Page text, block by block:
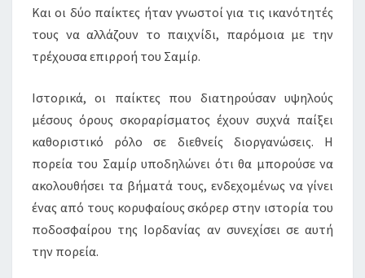
Και οι δύο παίκτες ήταν γνωστοί για τις ικανότητές
τους να αλλάζουν το παιχνίδι, παρόμοια με την
τρέχουσα επιρροή του Σαμίρ.
Ιστορικά, οι παίκτες που διατηρούσαν υψηλούς
μέσους όρους σκοραρίσματος έχουν συχνά παίξει
καθοριστικό ρόλο σε διεθνείς διοργανώσεις. Η
πορεία του Σαμίρ υποδηλώνει ότι θα μπορούσε να
ακολουθήσει τα βήματά τους, ενδεχομένως να γίνει
ένας από τους κορυφαίους σκόρερ στην ιστορία του
ποδοσφαίρου της Ιορδανίας αν συνεχίσει σε αυτή
την πορεία.